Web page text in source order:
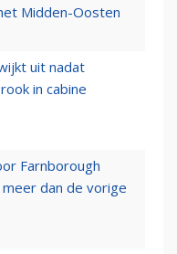
Midden-Oosten
uit nadat
in cabine
Farnborough
dan de vorige